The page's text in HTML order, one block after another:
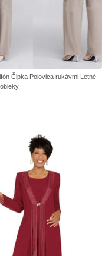
Čipka Polovica rukávmi Letné